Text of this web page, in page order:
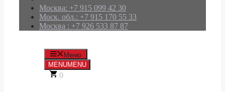
Москва: +7 915 099 42 30
Моск. обл.: +7 915 170 55 33
Москва : +7 926 533 87 87
Меню
MENUMENU
0